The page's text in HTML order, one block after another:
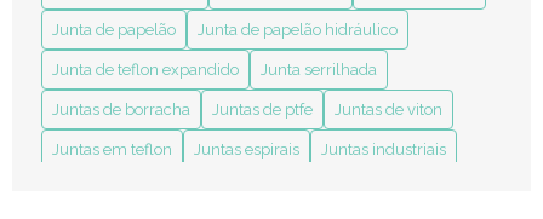
Benefícios das Juntas em Teflon Expandido para Melhorar
Durabilidade e Eficiência nas Aplicações
Como a Indústria de Juntas Transforma Processos Industriais
Como a Junta Grafitada para Processos Térmicos Melhora a
Eficiência Industrial
Junta de papelão Junta de papelão hidráulico
Junta de teflon expandido Junta serrilhada
Juntas de borracha Juntas de ptfe Juntas de viton
Juntas em teflon Juntas espirais Juntas industriais